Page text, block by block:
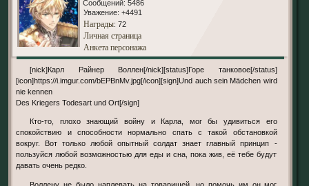
Сообщений: 5486
Уважение: +4491
Награды: 72
Личная страница
Анкета персонажа
[nick]Карл Райнер Воллен[/nick][status]Горе танковое[/status]
[icon]https://i.imgur.com/bEPBnMv.jpg[/icon][sign]Und auch sein Mädchen wird
nie kennen
Des Kriegers Todesart und Ort[/sign]
Кто-то, плохо знающий войну и Карла, мог бы удивиться его
спокойствию и способности нормально спать с такой обстановкой
вокруг. Вот только любой опытный солдат знает главный принцип -
пользуйся любой возможностью для еды и сна, пока жив, её тебе будут
давать очень редко.
Воллену не было наплевать на товарищей, но помочь им он мог